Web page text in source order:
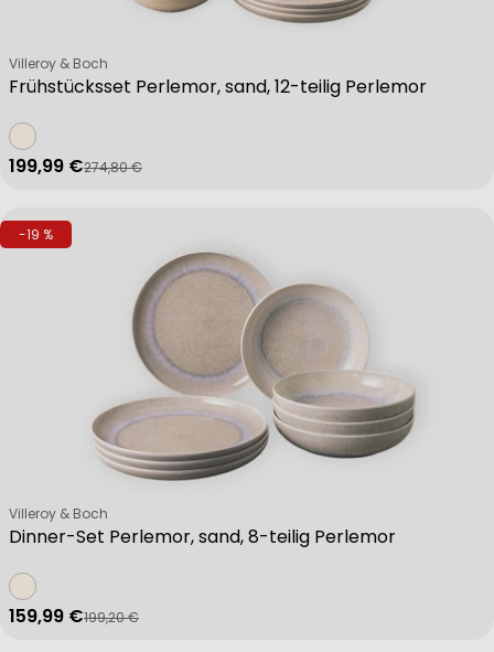
Frühstücksset Perlemor, sand, 12-teilig Perlemor
Verkäufer:
Villeroy & Boch
Verkaufspreis
199,99 €
Regulärer Preis
274,80 €
-19 %
Dinner-Set Perlemor, sand, 8-teilig Perlemor
Verkäufer:
Villeroy & Boch
Verkaufspreis
159,99 €
Regulärer Preis
199,20 €